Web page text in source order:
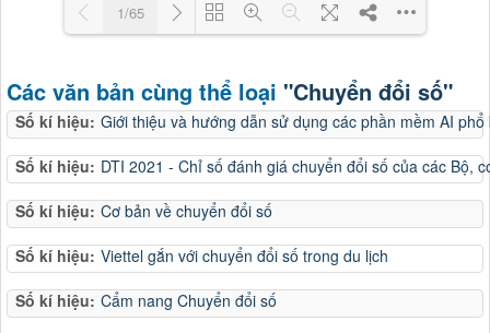
Loading PDF 5% ...
1/65
Các văn bản cùng thể loại "Chuyển đổi số"
Số kí hiệu: Giới thiệu và hướng dẫn sử dụng các phần mềm AI phổ
Số kí hiệu: DTI 2021 - Chỉ số đánh giá chuyển đổi số của các Bộ,
Số kí hiệu: Cơ bản về chuyển đổi số
Số kí hiệu: Viettel gắn với chuyển đổi số trong du lịch
Số kí hiệu: Cẩm nang Chuyển đổi số